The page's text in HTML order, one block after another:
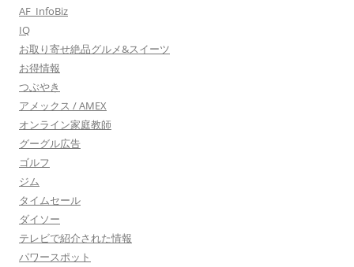
AF_InfoBiz
IQ
お取り寄せ絶品グルメ&スイーツ
お得情報
つぶやき
アメックス / AMEX
オンライン家庭教師
グーグル広告
ゴルフ
ジム
タイムセール
ダイソー
テレビで紹介された情報
パワースポット